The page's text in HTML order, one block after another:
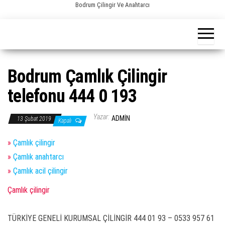
Bodrum Çilingir Ve Anahtarcı
Bodrum Çamlık Çilingir
telefonu 444 0 193
13 Şubat 2019 Kapalı Yazar: ADMIN
» Çamlık çilingir
» Çamlık anahtarcı
» Çamlık acil çilingir
Çamlık çilingir
TÜRKİYE GENELİ KURUMSAL ÇİLİNGİR 444 01 93 – 0533 957 61